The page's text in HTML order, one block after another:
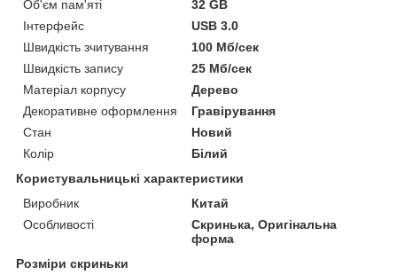
Об'єм пам'яті
32 GB
Інтерфейс
USB 3.0
Швидкість зчитування
100 Мб/сек
Швидкість запису
25 Мб/сек
Матеріал корпусу
Дерево
Декоративне оформлення
Гравірування
Стан
Новий
Колір
Білий
Користувальницькі характеристики
Виробник
Китай
Особливості
Скринька, Оригінальна
форма
Розміри скриньки